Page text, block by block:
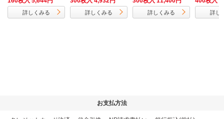
詳しくみる 詳しくみる
厚さ3cm・ヤッコ型
ケース（A4サイ
詳しくみる 詳し
お支払方法